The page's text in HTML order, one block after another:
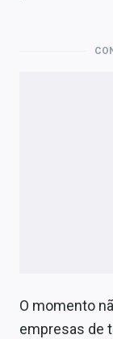
O momento
empresas de